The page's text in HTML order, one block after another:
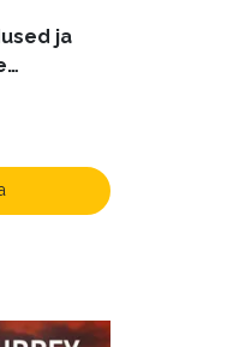
(1288)
(45)
(86)
(581)
(24)
ja
ja